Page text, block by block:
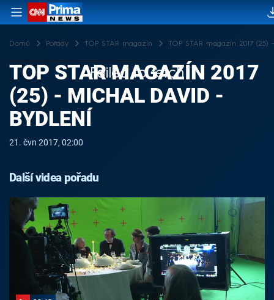
Domů Pořady TOP STAR magazín TOP STAR magazín 2017
Failed to fetch
TOP STAR MAGAZÍN 2017
(25) - MICHAL DAVID -
BYDLENÍ
21. čvn 2017, 02:00
Další videa pořadu